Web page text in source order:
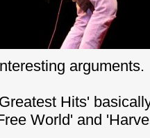
arguments.
Hits'
World' and